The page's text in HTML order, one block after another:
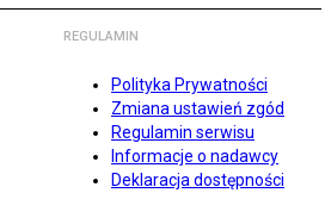
REGULAMIN
Polityka Prywatności
Zmiana ustawień zgód
Regulamin serwisu
Informacje o nadawcy
Deklaracja dostępności